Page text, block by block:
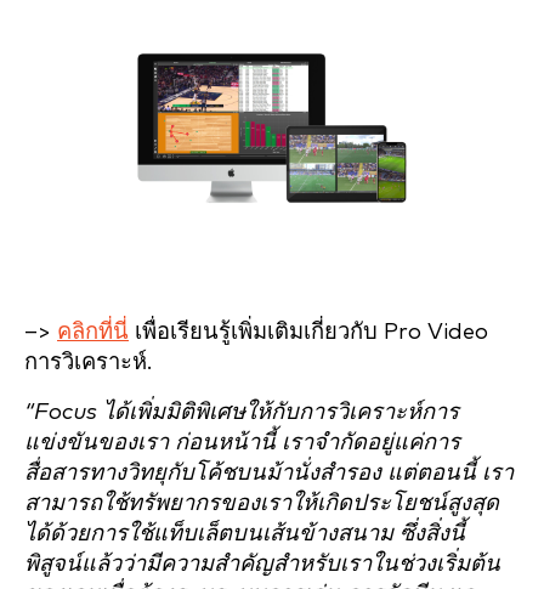
–> คลิกที่นี่ เพื่อเรียนรู้เพิ่มเติมเกี่ยวกับ Pro Video
การวิเคราะห์.
“Focus ได้เพิ่มมิติพิเศษให้กับการวิเคราะห์การ
แข่งขันของเรา ก่อนหน้านี้ เราจำกัดอยู่แค่การ
สื่อสารทางวิทยุกับโค้ชบนม้านั่งสำรอง แต่ตอนนี้ เรา
สามารถใช้ทรัพยากรของเราให้เกิดประโยชน์สูงสุด
ได้ด้วยการใช้แท็บเล็ตบนเส้นข้างสนาม ซึ่งสิ่งนี้
พิสูจน์แล้วว่ามีความสำคัญสำหรับเราในช่วงเริ่มต้น